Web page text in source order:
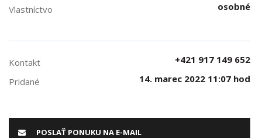
Vlastníctvo
osobné
Kontakt
+421 917 149 652
Pridané
14. marec 2022 11:07 hod
POSLAŤ PONUKU NA E-MAIL